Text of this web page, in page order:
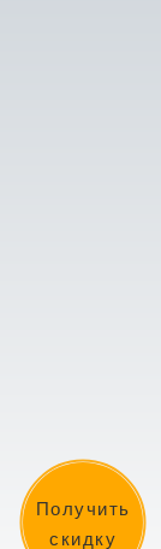
Получить
скидку